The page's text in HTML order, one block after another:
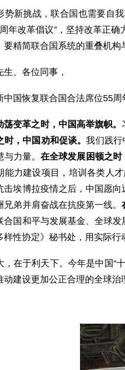
势新挑战，联合国也需要自
年改革倡议”，坚持改革正
要精简联合国系统的重叠机构
生、各位同事，
中国恢复联合国合法席位55
荡变革之时，中国高举旗帜。
时，中国劝和促谈。我们践行
与力量。在全球发展困顿之时
能力建设项目，培训各类人
击埃博拉疫情之后，中国愿
兄弟并肩奋战在抗疫第一线。
国和平与发展基金、全球发
样性协定》秘书处，用实际行
，在于利天下。今年是中国“
动建设更加公正合理的全球治